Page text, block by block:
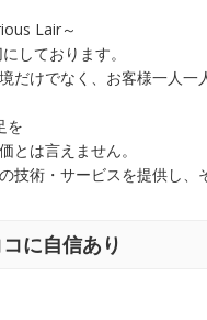
Lair～
しております。
だけでなく、お客様一人一
を
とは言えません。
技術・サービスを提供し、
に自信あり